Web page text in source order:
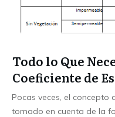
Todo lo Que
Coeficiente de
Pocas veces, el concepto
tomado en cuenta de la